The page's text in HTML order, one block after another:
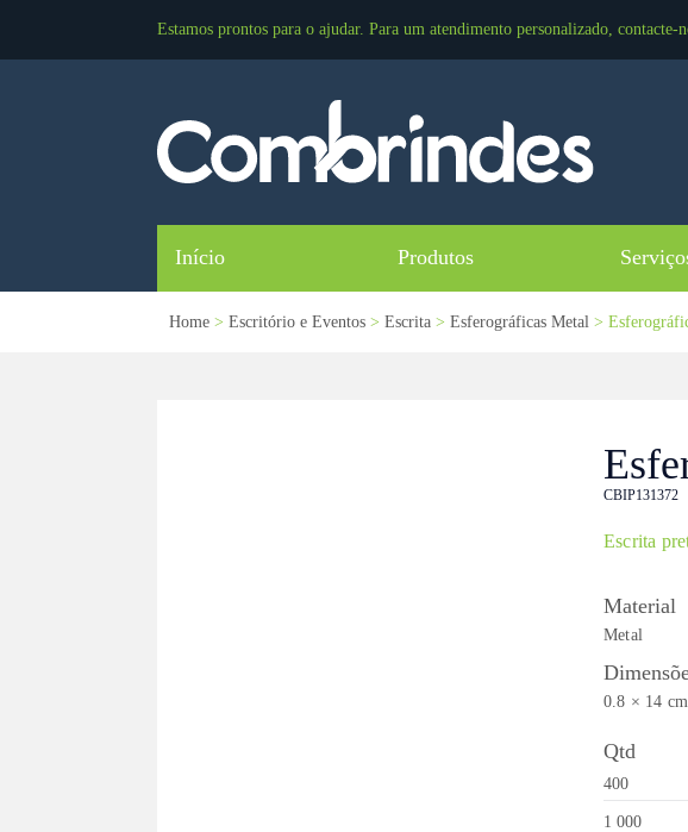
Estamos prontos para o ajudar. Para um atendimento personalizado, contacte-
Início Produtos
Home > Escritório e Eventos > Escrita > Esferográficas Metal >
CBIP131372
Escrita
Material
Metal
0.8 × 14 cm
Qtd
400
1 000